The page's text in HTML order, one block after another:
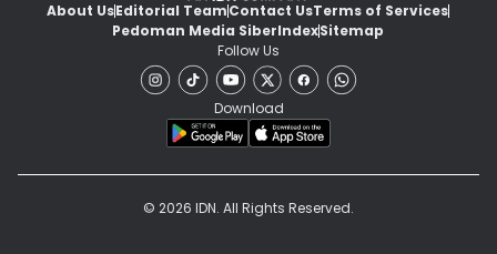
About UsEditorial TeamContact UsTerms of Services
Pedoman Media SiberIndexSitemap
Follow Us
Download
© 2026 IDN. All Rights Reserved.